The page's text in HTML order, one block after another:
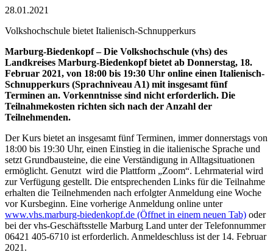
28.01.2021
Volkshochschule bietet Italienisch-Schnupperkurs
Marburg-Biedenkopf – Die Volkshochschule (vhs) des
Landkreises Marburg-Biedenkopf bietet ab Donnerstag, 18.
Februar 2021, von 18:00 bis 19:30 Uhr online einen Italienisch-
Schnupperkurs (Sprachniveau A1) mit insgesamt fünf
Terminen an. Vorkenntnisse sind nicht erforderlich. Die
Teilnahmekosten richten sich nach der Anzahl der
Teilnehmenden.
Der Kurs bietet an insgesamt fünf Terminen, immer donnerstags von
18:00 bis 19:30 Uhr, einen Einstieg in die italienische Sprache und
setzt Grundbausteine, die eine Verständigung in Alltagsituationen
ermöglicht. Genutzt wird die Plattform „Zoom“. Lehrmaterial wird
zur Verfügung gestellt. Die entsprechenden Links für die Teilnahme
erhalten die Teilnehmenden nach erfolgter Anmeldung eine Woche
vor Kursbeginn. Eine vorherige Anmeldung online unter
www.vhs.marburg-biedenkopf.de (Öffnet in einem neuen Tab) oder
bei der vhs-Geschäftsstelle Marburg Land unter der Telefonnummer
06421 405-6710 ist erforderlich. Anmeldeschluss ist der 14. Februar
2021.